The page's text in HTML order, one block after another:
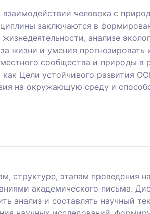
человека с
заключаются в
анализе
жизни и умения
сообщества и природы
Цели устойчивого развития
на окружающую среду и
структуре, этапам проведения
академического письма.
анализ и составлять научный